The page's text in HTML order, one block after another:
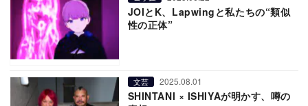
JOIとK、Lapwingと私たちの“類似
性の正体”
文芸 2025.08.01
SHINTANI × ISHIYAが明かす、噂の